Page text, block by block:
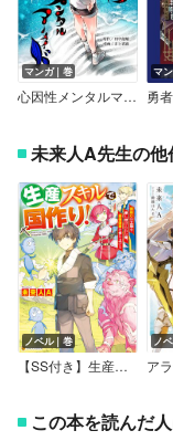
マンガ｜巻
心因性メンタルマーメイド
マ
未来人A先生の他
ノベル｜巻
【SS付き】生産スキルで国作り！ 領民0の土地を押し付けられた俺、最強国家を作り上げる
ノ
この本を読んだ